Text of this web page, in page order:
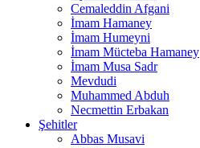
Cemaleddin Afgani
İmam Hamaney
İmam Humeyni
İmam Mücteba Hamaney
İmam Musa Sadr
Mevdudi
Muhammed Abduh
Necmettin Erbakan
Şehitler
Abbas Musavi